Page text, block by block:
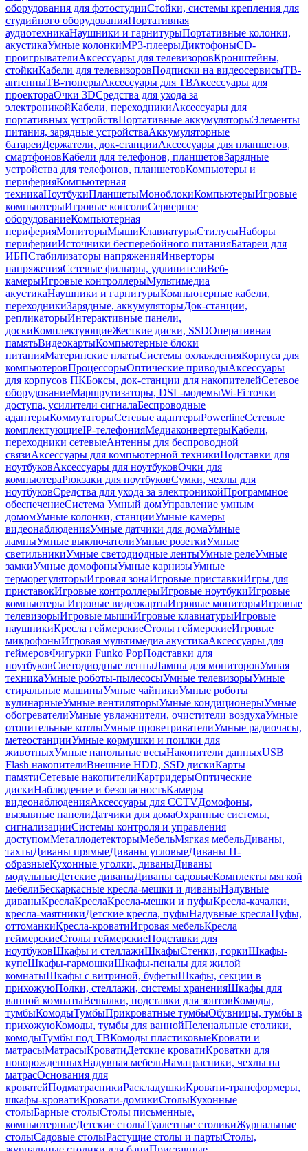
оборудования для фотостудииСтойки, системы крепления для
студийного оборудованияПортативная
аудиотехникаНаушники и гарнитурыПортативные колонки,
акустикаУмные колонкиMP3-плеерыДиктофоныCD-
проигрывателиАксессуары для телевизоровКронштейны,
стойкиКабели для телевизоровПодписки на видеосервисыТВ-
антенныТВ-тюнерыАксессуары для ТВАксессуары для
проектораОчки 3DСредства для ухода за
электроникойКабели, переходникиАксессуары для
портативных устройствПортативные аккумуляторыЭлементы
питания, зарядные устройстваАккумуляторные
батареиДержатели, док-станцииАксессуары для планшетов,
смартфоновКабели для телефонов, планшетовЗарядные
устройства для телефонов, планшетовКомпьютеры и
периферияКомпьютерная
техникаНоутбукиПланшетыМоноблокиКомпьютерыИгровые
компьютерыИгровые консолиСерверное
оборудованиеКомпьютерная
периферияМониторыМышиКлавиатурыСтилусыНаборы
периферииИсточники бесперебойного питанияБатареи для
ИБПСтабилизаторы напряженияИнверторы
напряженияСетевые фильтры, удлинителиВеб-
камерыИгровые контроллерыМультимедиа
акустикаНаушники и гарнитурыКомпьютерные кабели,
переходникиЗарядные, аккумуляторыДок-станции,
репликаторыИнтерактивные панели,
доскиКомплектующиеЖесткие диски, SSDОперативная
памятьВидеокартыКомпьютерные блоки
питанияМатеринские платыСистемы охлажденияКорпуса для
компьютеровПроцессорыОптические приводыАксессуары
для корпусов ПКБоксы, док-станции для накопителейСетевое
оборудованиеМаршрутизаторы, DSL-модемыWi-Fi точки
доступа, усилители сигналаБеспроводные
адаптерыКоммутаторыСетевые адаптерыPowerlineСетевые
комплектующиеIP-телефонияМедиаконвертерыКабели,
переходники сетевыеАнтенны для беспроводной
связиАксессуары для компьютерной техникиПодставки для
ноутбуковАксессуары для ноутбуковОчки для
компьютераРюкзаки для ноутбуковСумки, чехлы для
ноутбуковСредства для ухода за электроникойПрограммное
обеспечениеСистема Умный домУправление умным
домомУмные колонки, станцииУмные камеры
видеонаблюденияУмные датчики для домаУмные
лампыУмные выключателиУмные розеткиУмные
светильникиУмные светодиодные лентыУмные релеУмные
замкиУмные домофоныУмные карнизыУмные
терморегуляторыИгровая зонаИгровые приставкиИгры для
приставокИгровые контроллерыИгровые ноутбукиИгровые
компьютеры Игровые видеокартыИгровые мониторыИгровые
телевизорыИгровые мышиИгровые клавиатурыИгровые
наушникиКресла геймерскиеСтолы геймерскиеИгровые
микрофоныИгровая мультимедиа акустикаАксессуары для
геймеровФигурки Funko PopПодставки для
ноутбуковСветодиодные лентыЛампы для мониторовУмная
техникаУмные роботы-пылесосыУмные телевизорыУмные
стиральные машиныУмные чайникиУмные роботы
кулинарныеУмные вентиляторыУмные кондиционерыУмные
обогревателиУмные увлажнители, очистители воздухаУмные
отопительные котлыУмные проветривателиУмные радиочасы,
метеостанцииУмные кормушки и поилки для
животныхУмные напольные весыНакопители данныхUSB
Flash накопителиВнешние HDD, SSD дискиКарты
памятиСетевые накопителиКартридерыОптические
дискиНаблюдение и безопасностьКамеры
видеонаблюденияАксессуары для CCTVДомофоны,
вызывные панелиДатчики для домаОхранные системы,
сигнализацииСистемы контроля и управления
доступомМеталлодетекторыМебельМягкая мебельДиваны,
тахтыДиваны прямыеДиваны угловыеДиваны П-
образныеКухонные уголки, диваныДиваны
модульныеДетские диваныДиваны садовыеКомплекты мягкой
мебелиБескаркасные кресла-мешки и диваныНадувные
диваныКреслаКреслаКресла-мешки и пуфыКресла-качалки,
кресла-маятникиДетские кресла, пуфыНадувные креслаПуфы,
оттоманкиКресла-кроватиИгровая мебельКресла
геймерскиеСтолы геймерскиеПодставки для
ноутбуковШкафы и стеллажиШкафыСтенки, горкиШкафы-
купеШкафы-гармошкиШкафы-пеналы для жилой
комнатыШкафы с витриной, буфетыШкафы, секции в
прихожуюПолки, стеллажи, системы храненияШкафы для
ванной комнатыВешалки, подставки для зонтовКомоды,
тумбыКомодыТумбыПрикроватные тумбыОбувницы, тумбы в
прихожуюКомоды, тумбы для ваннойПеленальные столики,
комодыТумбы под ТВКомоды пластиковыеКровати и
матрасыМатрасыКроватиДетские кроватиКроватки для
новорожденныхНадувная мебельНаматрасники, чехлы на
матрасОснования для
кроватейПодматрасникиРаскладушкиКровати-трансформеры,
шкафы-кроватиКровати-домикиСтолыКухонные
столыБарные столыСтолы письменные,
компьютерныеДетские столыТуалетные столикиЖурнальные
столыСадовые столыРастущие столы и партыСтолы,